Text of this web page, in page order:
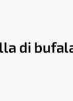
di